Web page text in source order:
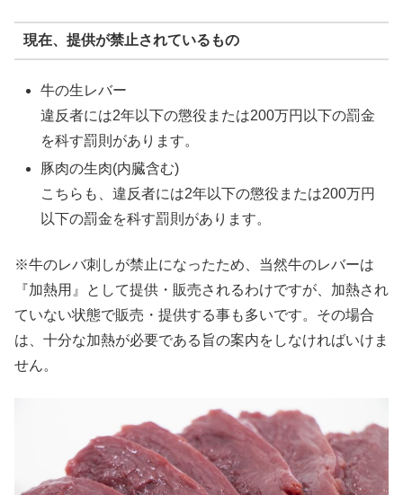
現在、提供が禁止されているもの
牛の生レバー
違反者には2年以下の懲役または200万円以下の罰金
を科す罰則があります。
豚肉の生肉(内臓含む)
こちらも、違反者には2年以下の懲役または200万円
以下の罰金を科す罰則があります。
※牛のレバ刺しが禁止になったため、当然牛のレバーは
『加熱用』として提供・販売されるわけですが、加熱され
ていない状態で販売・提供する事も多いです。その場合
は、十分な加熱が必要である旨の案内をしなければいけま
せん。